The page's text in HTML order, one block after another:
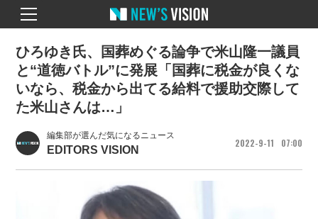
編集部が選んだ気になるニュース
EDITORS VISION
2022 9 11 07 00
ひろゆき氏、国葬めぐる論争で米山隆一議員
と“道徳バトル”に発展「国葬に税金が良くな
いなら、税金から出てる給料で援助交際して
た米山さんは…」